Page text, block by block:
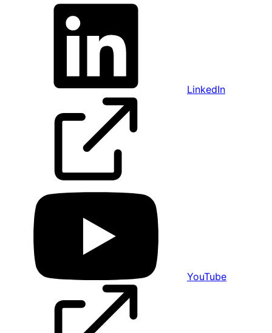
LinkedIn
YouTube